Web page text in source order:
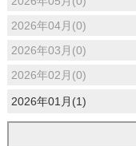
2026年04月(0)
2026年03月(0)
2026年02月(0)
2026年01月(1)